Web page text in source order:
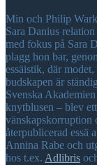
Min och Philip
Sara Danius
med fokus på Sara
plagg hon bar,
essäistik, där
budskapen är
Svenska
knytblusen – blev
vänskapskorruption
återpublicerad essä
Annina Rabe och
hos t.ex. Adlibris